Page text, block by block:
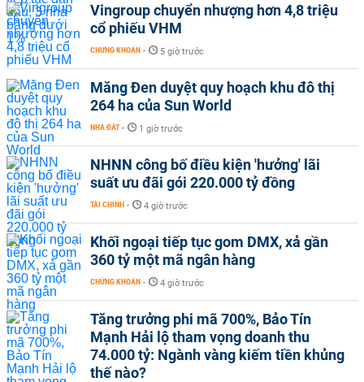
Vingroup chuyển nhượng hơn 4,8 triệu
cổ phiếu VHM
CHỨNG KHOÁN - 5 giờ trước
Măng Đen duyệt quy hoạch khu đô thị
264 ha của Sun World
NHÀ ĐẤT - 1 giờ trước
NHNN công bố điều kiện 'hưởng' lãi
suất ưu đãi gói 220.000 tỷ đồng
TÀI CHÍNH - 4 giờ trước
Khối ngoại tiếp tục gom DMX, xả gần
360 tỷ một mã ngân hàng
CHỨNG KHOÁN - 4 giờ trước
Tăng trưởng phi mã 700%, Bảo Tín
Mạnh Hải lộ tham vọng doanh thu
74.000 tỷ: Ngành vàng kiếm tiền khủng
thế nào?